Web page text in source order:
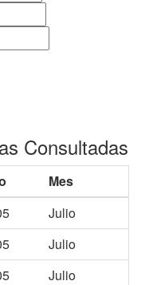
Consultadas
Mes
Julio
Julio
Julio